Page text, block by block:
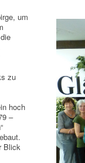
um
zu
hoch
–
Blick